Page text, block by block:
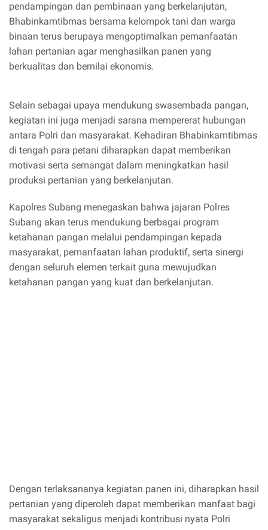
pendampingan dan pembinaan yang berkelanjutan,
Bhabinkamtibmas bersama kelompok tani dan warga
binaan terus berupaya mengoptimalkan pemanfaatan
lahan pertanian agar menghasilkan panen yang
berkualitas dan bernilai ekonomis.
Selain sebagai upaya mendukung swasembada pangan,
kegiatan ini juga menjadi sarana mempererat hubungan
antara Polri dan masyarakat. Kehadiran Bhabinkamtibmas
di tengah para petani diharapkan dapat memberikan
motivasi serta semangat dalam meningkatkan hasil
produksi pertanian yang berkelanjutan.
Kapolres Subang menegaskan bahwa jajaran Polres
Subang akan terus mendukung berbagai program
ketahanan pangan melalui pendampingan kepada
masyarakat, pemanfaatan lahan produktif, serta sinergi
dengan seluruh elemen terkait guna mewujudkan
ketahanan pangan yang kuat dan berkelanjutan.
Dengan terlaksananya kegiatan panen ini, diharapkan hasil
pertanian yang diperoleh dapat memberikan manfaat bagi
masyarakat sekaligus menjadi kontribusi nyata Polri